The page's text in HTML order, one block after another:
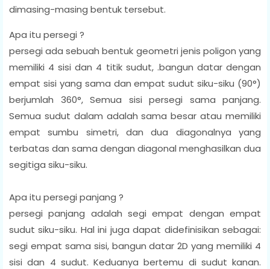
dimasing-masing bentuk tersebut.
Apa itu persegi ?
persegi ada sebuah bentuk geometri jenis poligon yang
memiliki 4 sisi dan 4 titik sudut, .bangun datar dengan
empat sisi yang sama dan empat sudut siku-siku (90°)
berjumlah 360°, Semua sisi persegi sama panjang.
Semua sudut dalam adalah sama besar atau memiliki
empat sumbu simetri, dan dua diagonalnya yang
terbatas dan sama dengan diagonal menghasilkan dua
segitiga siku-siku.
Apa itu persegi panjang ?
persegi panjang adalah segi empat dengan empat
sudut siku-siku. Hal ini juga dapat didefinisikan sebagai:
segi empat sama sisi, bangun datar 2D yang memiliki 4
sisi dan 4 sudut. Keduanya bertemu di sudut kanan.